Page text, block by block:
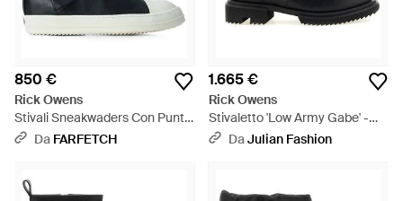
850 €
Rick Owens
Stivali Sneakwaders Con Punta
Tonda - Nero
Da FARFETCH
1.665 €
Rick Owens
Stivaletto 'Low Army Gabe' -
NeroDaJulian Fashion